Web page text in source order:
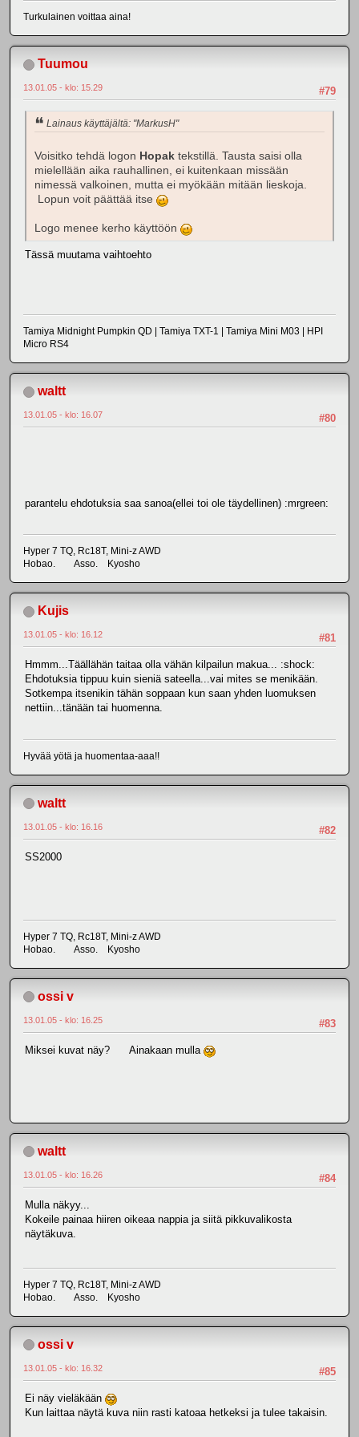
Turkulainen voittaa aina!
Tuumou
#79
13.01.05 - klo: 15.29
Lainaus käyttäjältä: "MarkusH"
Voisitko tehdä logon Hopak tekstillä. Tausta saisi olla
mielellään aika rauhallinen, ei kuitenkaan missään
nimessä valkoinen, mutta ei myökään mitään lieskoja.
Lopun voit päättää itse
Logo menee kerho käyttöön
Tässä muutama vaihtoehto
Tamiya Midnight Pumpkin QD | Tamiya TXT-1 | Tamiya Mini M03 | HPI
Micro RS4
waltt
#80
13.01.05 - klo: 16.07
parantelu ehdotuksia saa sanoa(ellei toi ole täydellinen) :mrgreen:
Hyper 7 TQ, Rc18T, Mini-z AWD
Hobao. Asso. Kyosho
Kujis
#81
13.01.05 - klo: 16.12
Hmmm...Täällähän taitaa olla vähän kilpailun makua... :shock:
Ehdotuksia tippuu kuin sieniä sateella...vai mites se menikään.
Sotkempa itsenikin tähän soppaan kun saan yhden luomuksen
nettiin...tänään tai huomenna.
Hyvää yötä ja huomentaa-aaa!!
waltt
#82
13.01.05 - klo: 16.16
SS2000
Hyper 7 TQ, Rc18T, Mini-z AWD
Hobao. Asso. Kyosho
ossi v
#83
13.01.05 - klo: 16.25
Miksei kuvat näy? Ainakaan mulla
waltt
#84
13.01.05 - klo: 16.26
Mulla näkyy...
Kokeile painaa hiiren oikeaa nappia ja siitä pikkuvalikosta
näytäkuva.
Hyper 7 TQ, Rc18T, Mini-z AWD
Hobao. Asso. Kyosho
ossi v
#85
13.01.05 - klo: 16.32
Ei näy vieläkään
Kun laittaa näytä kuva niin rasti katoaa hetkeksi ja tulee takaisin.